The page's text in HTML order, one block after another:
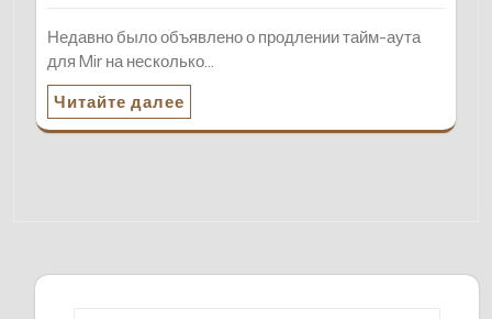
Недавно было объявлено о продлении тайм-аута
для Mir на несколько…
Читайте далее